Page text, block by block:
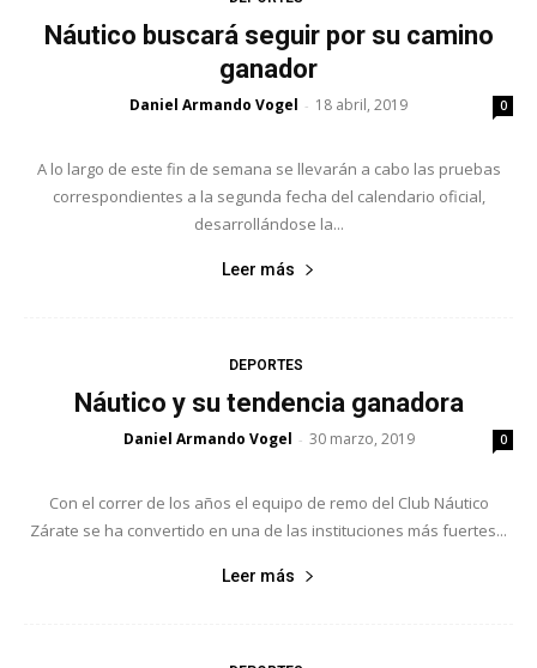
Náutico buscará seguir por su camino
ganador
Daniel Armando Vogel - 18 abril, 2019 0
A lo largo de este fin de semana se llevarán a cabo las pruebas
correspondientes a la segunda fecha del calendario oficial,
desarrollándose la...
Leer más
DEPORTES
Náutico y su tendencia ganadora
Daniel Armando Vogel - 30 marzo, 2019 0
Con el correr de los años el equipo de remo del Club Náutico
Zárate se ha convertido en una de las instituciones más fuertes...
Leer más